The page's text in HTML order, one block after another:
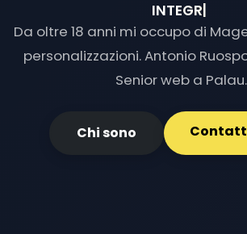
INTEGRAZIONI E
Da oltre 18 anni mi occupo di
personalizzazioni. Antonio
Senior web a Palau.
Chi sono